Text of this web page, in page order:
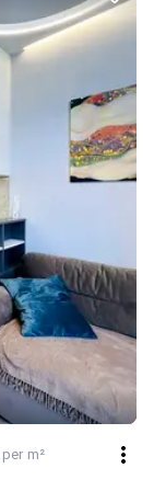
та ванній
новим
сучасний
двір та чудові
m²